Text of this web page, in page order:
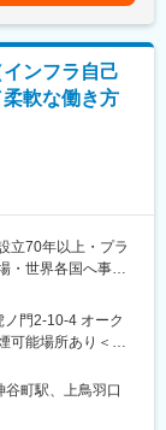
です。かつてプラ
を刻まれてきた
新規事業を推進
会課題解決’そのも
れることにやりが
ら70年以上、世界
事業を展開してお
ナ禍においても増
ある企業グルー
野で、技術・品
会的価値を創造
ンフラ自己
軟な働き方
立70年以上・プラ
・世界各国へ事業
外技術マーケティ
名古屋大学 吉田教
世界オンリーワ
門2-10-4 オーク
可能場所あり＜勤
上鳥羽上調子町2-
社の定める事業所
町駅、上鳥羽口